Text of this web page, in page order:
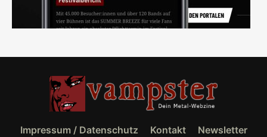
Impressum / Datenschutz Kontakt Newsletter